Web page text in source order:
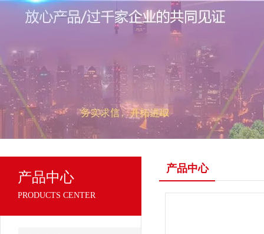
产品中心
PRODUCTS CENTER
产品中心